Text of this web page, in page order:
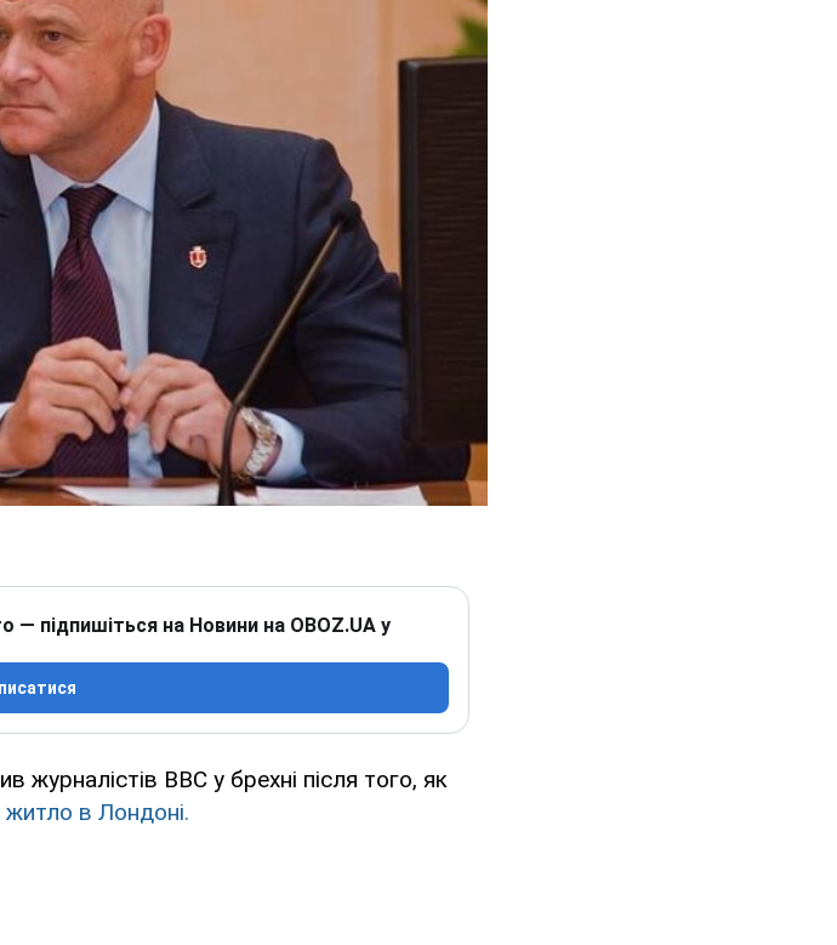
— підпишіться на Новини на OBOZ.UA у
журналістів ВВС у брехні після того, як
житло в Лондоні.